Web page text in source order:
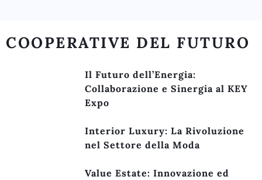
COOPERATIVE DEL FUTURO
Il Futuro dell’Energia:
Collaborazione e Sinergia al KEY
Expo
Interior Luxury: La Rivoluzione
nel Settore della Moda
Value Estate: Innovazione ed